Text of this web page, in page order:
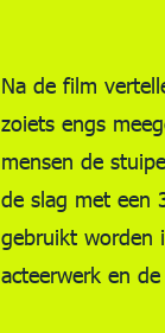
Na de film
zoiets engs
mensen de
de slag met een
gebruikt worden
acteerwerk en